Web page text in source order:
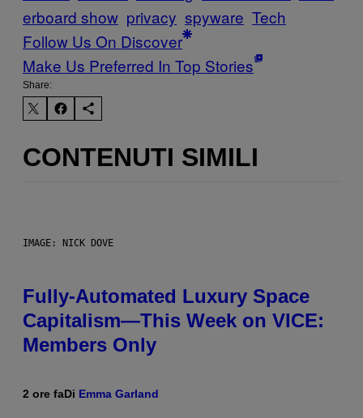
erboard show privacy spyware Tech
Follow Us On Discover
Make Us Preferred In Top Stories
Share:
CONTENUTI SIMILI
IMAGE: NICK DOVE
Fully-Automated Luxury Space
Capitalism—This Week on VICE:
Members Only
2 ore faDi Emma Garland